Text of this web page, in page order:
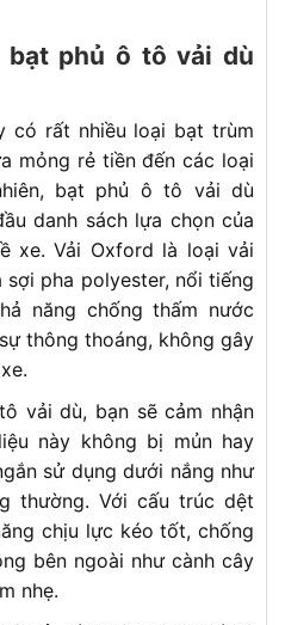
bạt phủ ô tô vải dù
có rất nhiều loại bạt trùm
mỏng rẻ tiền đến các loại
bạt phủ ô tô vải dù
danh sách lựa chọn của
xe. Vải Oxford là loại vải
pha polyester, nổi tiếng
năng chống thấm nước
thông thoáng, không gây
vải dù, bạn sẽ cảm nhận
này không bị mủn hay
sử dụng dưới nắng như
thường. Với cấu trúc dệt
chịu lực kéo tốt, chống
bên ngoài như cành cây
nhẹ.